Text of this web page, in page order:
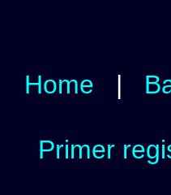
Home |
Primer